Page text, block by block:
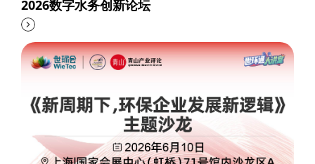
2026数字水务创新论坛